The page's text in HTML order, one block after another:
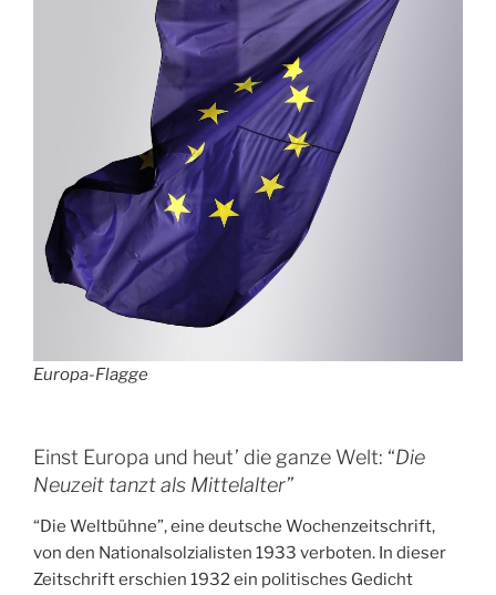
Europa-Flagge
Einst Europa und heut’ die ganze Welt: “Die
Neuzeit tanzt als Mittelalter”
“Die Weltbühne”, eine deutsche Wochenzeitschrift,
von den Nationalsolzialisten 1933 verboten. In dieser
Zeitschrift erschien 1932 ein politisches Gedicht